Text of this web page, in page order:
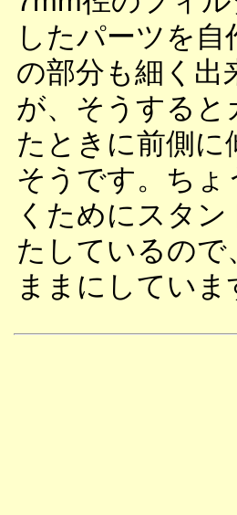
したパーツを自
の部分も細く出
が、そうすると
たときに前側に
そうです。ちょ
くためにスタ
たしているので
ままにしていま